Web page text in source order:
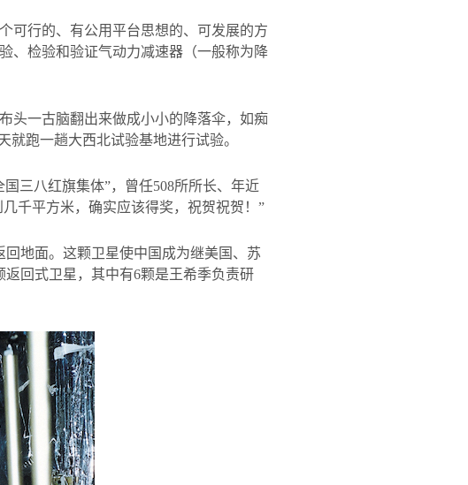
可行的、有公用平台思想的、可发展的方
、检验和验证气动力减速器（一般称为降
头一古脑翻出来做成小小的降落伞，如痴
跑一趟大西北试验基地进行试验。
三八红旗集体”，曾任508所所长、年近
千平方米，确实应该得奖，祝贺祝贺！”
回地面。这颗卫星使中国成为继美国、苏
返回式卫星，其中有6颗是王希季负责研